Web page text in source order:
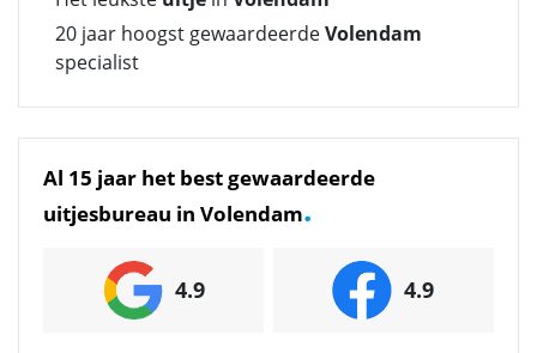
20 jaar hoogst gewaardeerdeVolendam
specialist
Al 15 jaar het best gewaardeerde
uitjesbureau in Volendam.
4.9 4.9